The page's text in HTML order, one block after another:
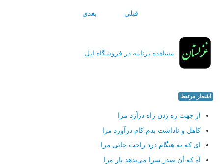
قبلی بعدی
مشاهده برنامه در فروشگاه اپل
اشعار مرتبط
از جهت ره زدن راه درآرد مرا
كاهل و ناداشت بدم كام درآورد مرا
ای كه به هنگام درد راحت جانی مرا
آه كه آن صدر سرا می‌ندهد بار مرا